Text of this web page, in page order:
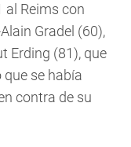
al Reims con
Gradel (60),
Erding (81), que
se había
contra de su